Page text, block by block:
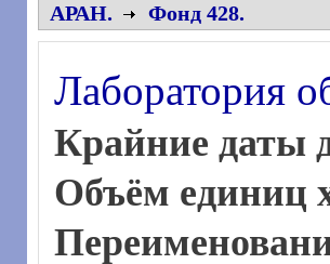
АРАН. Фонд 428.
Лаборатория
Крайние даты
Объём единиц